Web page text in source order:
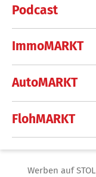
Podcast
ImmoMARKT
AutoMARKT
FlohMARKT
Werben auf STOL